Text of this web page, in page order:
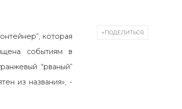
ПОДЕЛИТЬСЯ
которая
событиям в
“рваный”
из названия», -